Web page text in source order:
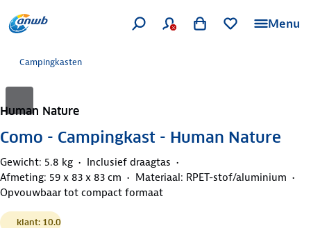
Menu
Campingkasten
Human Nature
Como - Campingkast - Human Nature
Gewicht: 5.8 kg
Inclusief draagtas
Afmeting: 59 x 83 x 83 cm
Materiaal: RPET-stof/aluminium
Opvouwbaar tot compact formaat
klant: 10.0